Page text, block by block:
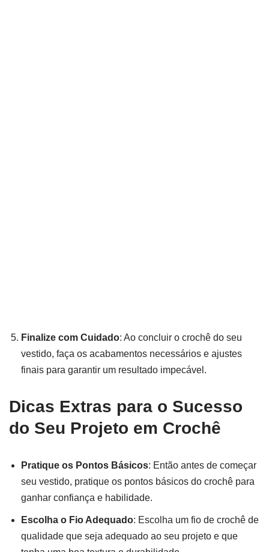
Finalize com Cuidado: Ao concluir o crochê do seu
vestido, faça os acabamentos necessários e ajustes
finais para garantir um resultado impecável.
Dicas Extras para o Sucesso
do Seu Projeto em Crochê
Pratique os Pontos Básicos: Então antes de começar
seu vestido, pratique os pontos básicos do crochê para
ganhar confiança e habilidade.
Escolha o Fio Adequado: Escolha um fio de crochê de
qualidade que seja adequado ao seu projeto e que